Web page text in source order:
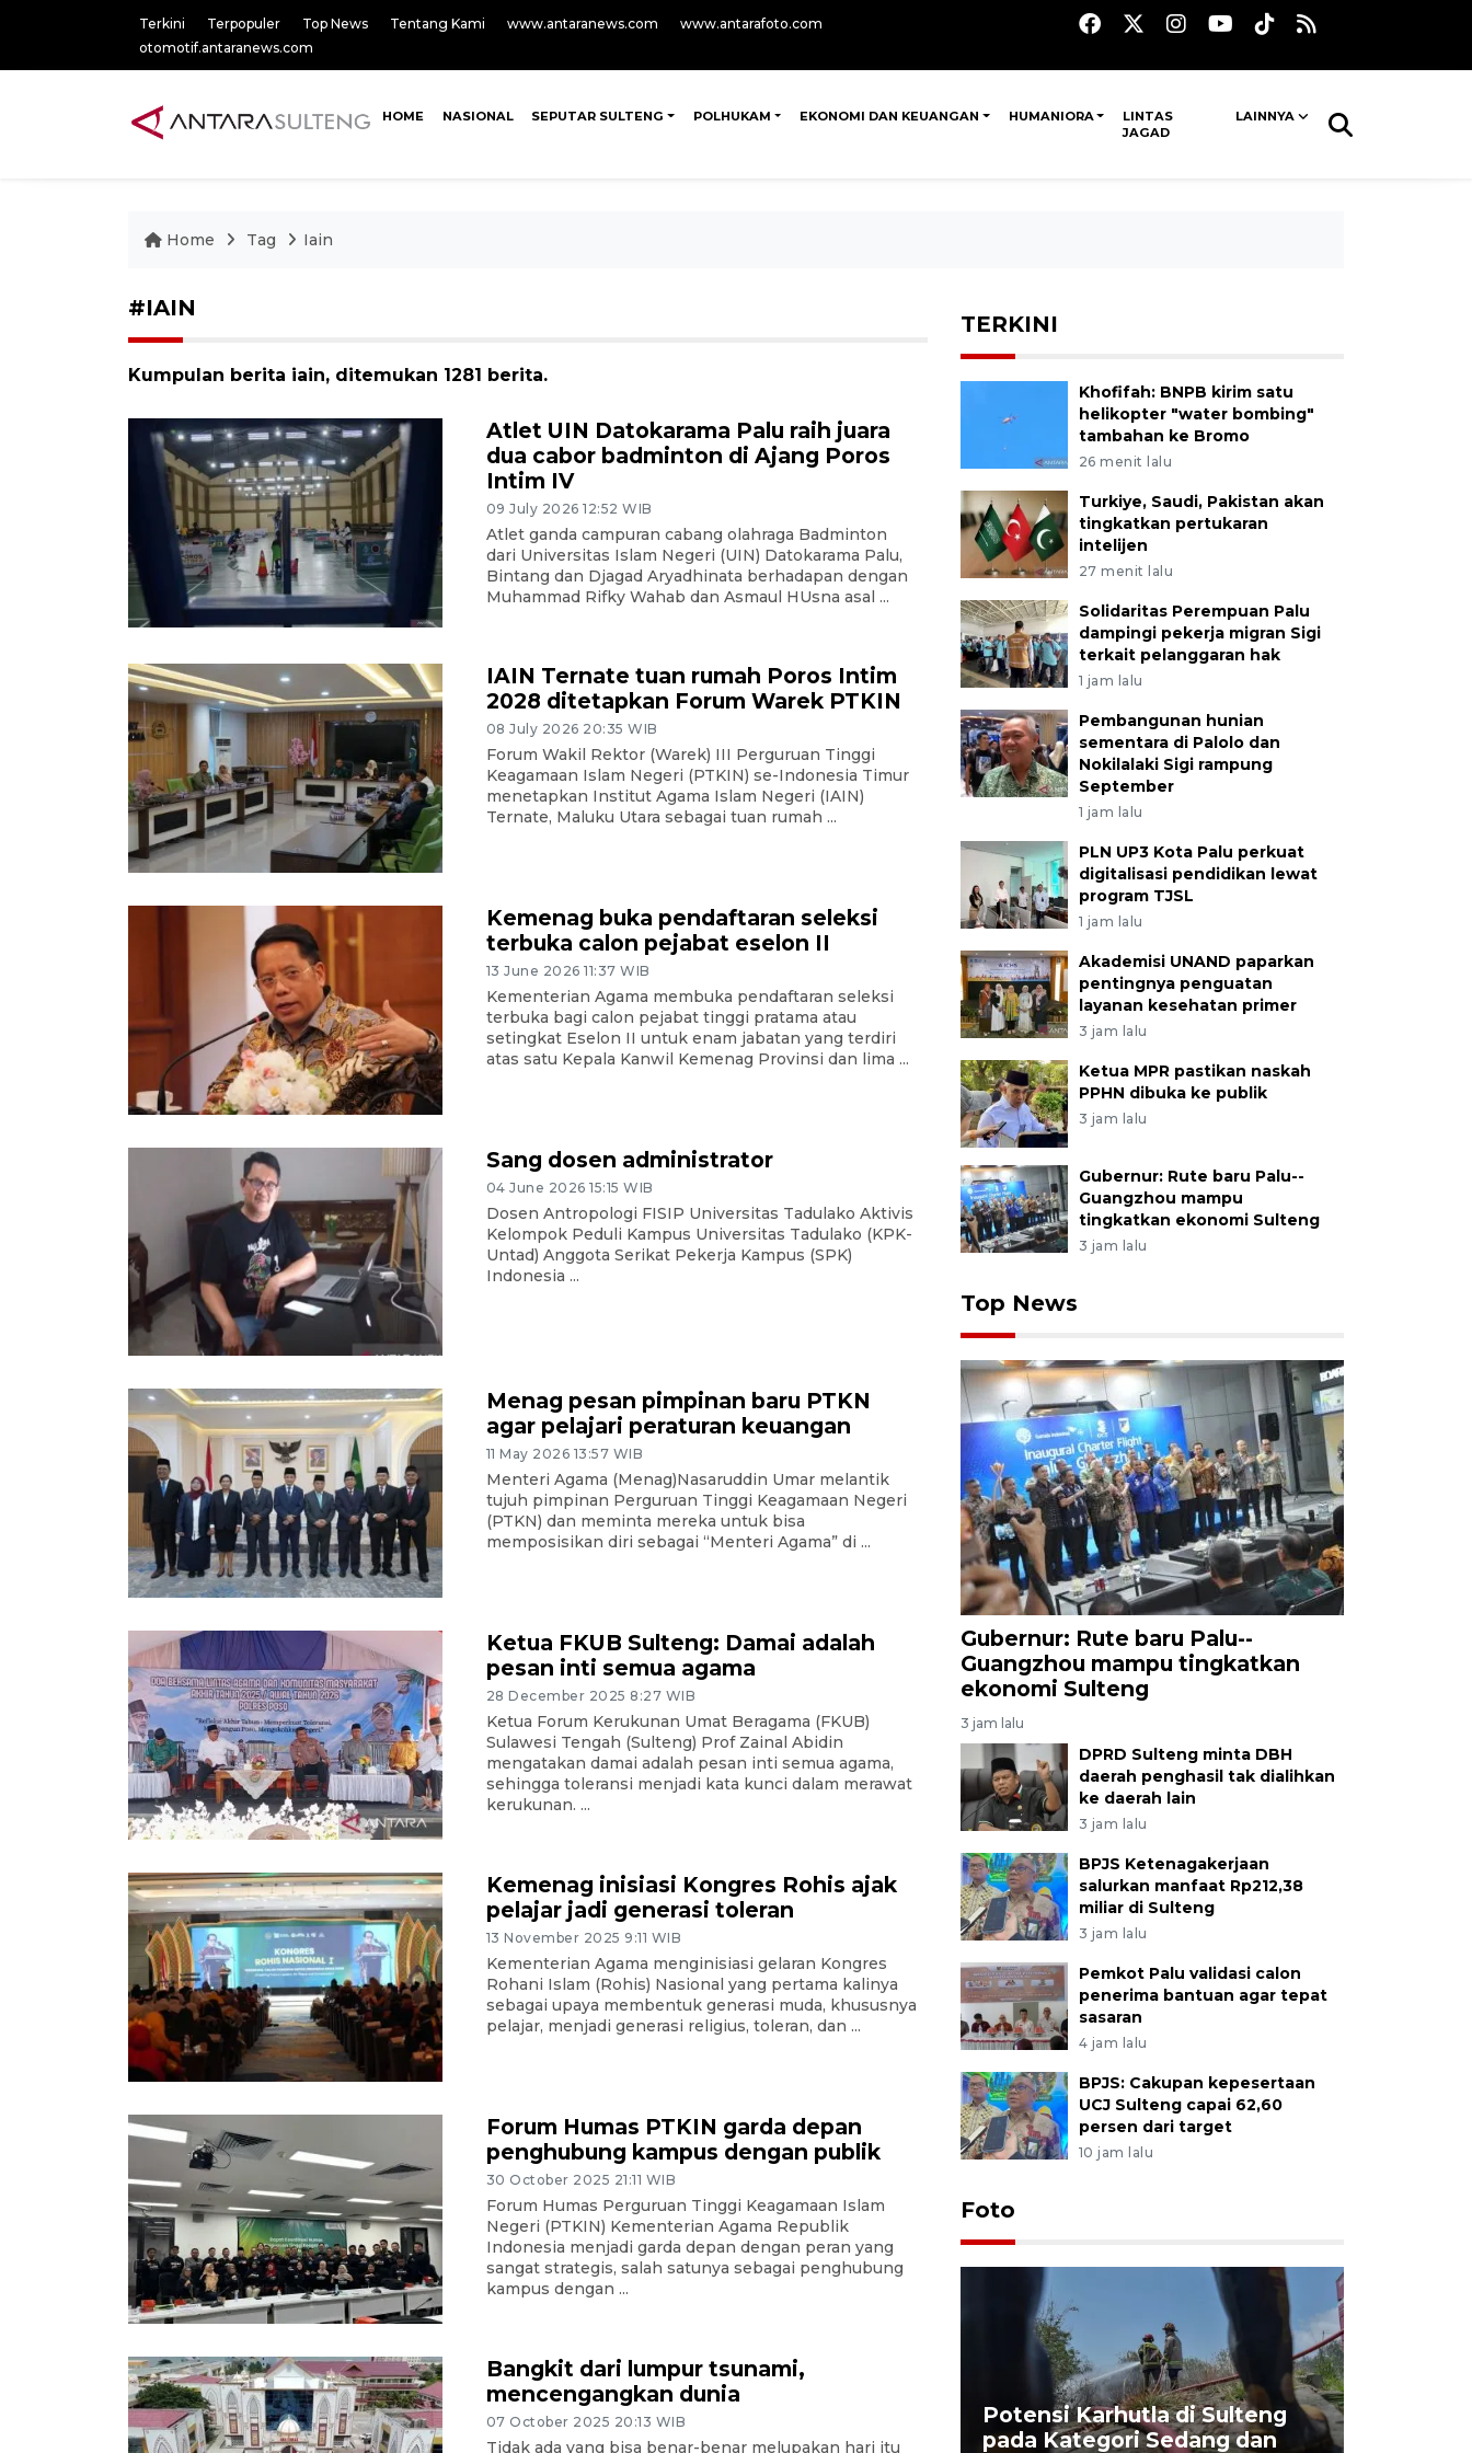
Terkini Terpopuler Top News Tentang Kami www.antaranews.com
www.antarafoto.com
otomotif.antaranews.com
HOME NASIONAL SEPUTAR SULTENG POLHUKAM EKONOMI DAN KEUANGAN HUMANIORA
LINTAS
JAGAD
LAINNYA
Home Tag Iain
#IAIN
Kumpulan berita iain, ditemukan 1281 berita.
Atlet UIN Datokarama Palu raih juara
dua cabor badminton di Ajang Poros
Intim IV
09 July 2026 12:52 WIB
Atlet ganda campuran cabang olahraga Badminton
dari Universitas Islam Negeri (UIN) Datokarama Palu,
Bintang dan Djagad Aryadhinata berhadapan dengan
Muhammad Rifky Wahab dan Asmaul HUsna asal ...
IAIN Ternate tuan rumah Poros Intim
2028 ditetapkan Forum Warek PTKIN
08 July 2026 20:35 WIB
Forum Wakil Rektor (Warek) III Perguruan Tinggi
Keagamaan Islam Negeri (PTKIN) se-Indonesia Timur
menetapkan Institut Agama Islam Negeri (IAIN)
Ternate, Maluku Utara sebagai tuan rumah ...
Kemenag buka pendaftaran seleksi
terbuka calon pejabat eselon II
13 June 2026 11:37 WIB
Kementerian Agama membuka pendaftaran seleksi
terbuka bagi calon pejabat tinggi pratama atau
setingkat Eselon II untuk enam jabatan yang terdiri
atas satu Kepala Kanwil Kemenag Provinsi dan lima ...
Sang dosen administrator
04 June 2026 15:15 WIB
Dosen Antropologi FISIP Universitas Tadulako Aktivis
Kelompok Peduli Kampus Universitas Tadulako (KPK-
Untad) Anggota Serikat Pekerja Kampus (SPK)
Indonesia ...
Menag pesan pimpinan baru PTKN
agar pelajari peraturan keuangan
11 May 2026 13:57 WIB
Menteri Agama (Menag)Nasaruddin Umar melantik
tujuh pimpinan Perguruan Tinggi Keagamaan Negeri
(PTKN) dan meminta mereka untuk bisa
memposisikan diri sebagai “Menteri Agama” di ...
Ketua FKUB Sulteng: Damai adalah
pesan inti semua agama
28 December 2025 8:27 WIB
Ketua Forum Kerukunan Umat Beragama (FKUB)
Sulawesi Tengah (Sulteng) Prof Zainal Abidin
mengatakan damai adalah pesan inti semua agama,
sehingga toleransi menjadi kata kunci dalam merawat
kerukunan. ...
Kemenag inisiasi Kongres Rohis ajak
pelajar jadi generasi toleran
13 November 2025 9:11 WIB
Kementerian Agama menginisiasi gelaran Kongres
Rohani Islam (Rohis) Nasional yang pertama kalinya
sebagai upaya membentuk generasi muda, khususnya
pelajar, menjadi generasi religius, toleran, dan ...
Forum Humas PTKIN garda depan
penghubung kampus dengan publik
30 October 2025 21:11 WIB
Forum Humas Perguruan Tinggi Keagamaan Islam
Negeri (PTKIN) Kementerian Agama Republik
Indonesia menjadi garda depan dengan peran yang
sangat strategis, salah satunya sebagai penghubung
kampus dengan ...
Bangkit dari lumpur tsunami,
mencengangkan dunia
07 October 2025 20:13 WIB
Tidak ada yang bisa benar-benar melupakan hari itu
TERKINI
Khofifah: BNPB kirim satu
helikopter "water bombing"
tambahan ke Bromo
26 menit lalu
Turkiye, Saudi, Pakistan akan
tingkatkan pertukaran
intelijen
27 menit lalu
Solidaritas Perempuan Palu
dampingi pekerja migran Sigi
terkait pelanggaran hak
1 jam lalu
Pembangunan hunian
sementara di Palolo dan
Nokilalaki Sigi rampung
September
1 jam lalu
PLN UP3 Kota Palu perkuat
digitalisasi pendidikan lewat
program TJSL
1 jam lalu
Akademisi UNAND paparkan
pentingnya penguatan
layanan kesehatan primer
3 jam lalu
Ketua MPR pastikan naskah
PPHN dibuka ke publik
3 jam lalu
Gubernur: Rute baru Palu--
Guangzhou mampu
tingkatkan ekonomi Sulteng
3 jam lalu
Top News
Gubernur: Rute baru Palu--
Guangzhou mampu tingkatkan
ekonomi Sulteng
3 jam lalu
DPRD Sulteng minta DBH
daerah penghasil tak dialihkan
ke daerah lain
3 jam lalu
BPJS Ketenagakerjaan
salurkan manfaat Rp212,38
miliar di Sulteng
3 jam lalu
Pemkot Palu validasi calon
penerima bantuan agar tepat
sasaran
4 jam lalu
BPJS: Cakupan kepesertaan
UCJ Sulteng capai 62,60
persen dari target
10 jam lalu
Foto
Layanan pembuatan SIM Baru
Potensi Karhutla di Sulteng
pada Kategori Sedang dan